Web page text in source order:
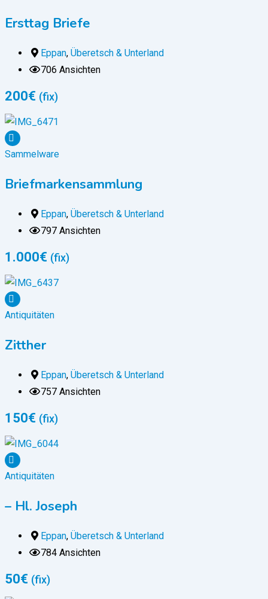
Ersttag Briefe
Eppan, Überetsch & Unterland
706 Ansichten
200€ (fix)
Sammelware
Briefmarkensammlung
Eppan, Überetsch & Unterland
797 Ansichten
1.000€ (fix)
Antiquitäten
Zitther
Eppan, Überetsch & Unterland
757 Ansichten
150€ (fix)
Antiquitäten
– Hl. Joseph
Eppan, Überetsch & Unterland
784 Ansichten
50€ (fix)